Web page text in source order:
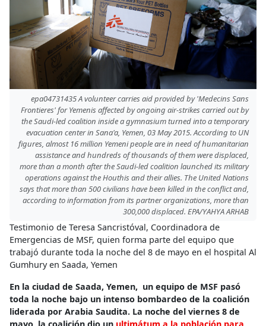
epa04731435 A volunteer carries aid provided by 'Medecins Sans
Frontieres' for Yemenis affected by ongoing air-strikes carried out by
the Saudi-led coalition inside a gymnasium turned into a temporary
evacuation center in Sana'a, Yemen, 03 May 2015. According to UN
figures, almost 16 million Yemeni people are in need of humanitarian
assistance and hundreds of thousands of them were displaced,
more than a month after the Saudi-led coalition launched its military
operations against the Houthis and their allies. The United Nations
says that more than 500 civilians have been killed in the conflict and,
according to information from its partner organizations, more than
300,000 displaced. EPA/YAHYA ARHAB
Testimonio de Teresa Sancristóval, Coordinadora de
Emergencias de MSF, quien forma parte del equipo que
trabajó durante toda la noche del 8 de mayo en el hospital Al
Gumhury en Saada, Yemen
En la ciudad de Saada, Yemen, un equipo de MSF pasó
toda la noche bajo un intenso bombardeo de la coalición
liderada por Arabia Saudita. La noche del viernes 8 de